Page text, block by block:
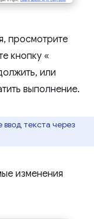
просмотрите
кнопку «
или
выполнение.
ввод текста через
изменения